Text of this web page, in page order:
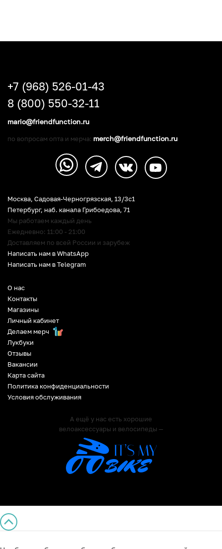
О нас
Контакты
Магазины
Личный кабинет
Делаем мерч
Лукбуки
Отзывы
Вакансии
Карта сайта
Политика конфиденциальности
Условия обслуживания
А ещё у нас есть хорошие
велоаксессуары и велосипеды —
Москва, Садовая-Черногрязская, 13/3c1
Петербург, наб. канала Грибоедова, 71
Мы работаем каждый день
Ежедневно: 11:00 - 21:00
Доставляем по всей России и зарубеж
Написать нам в WhatsApp
Написать нам в Telegram
+7 (968) 526-01-43
8 (800) 550-32-11
mario@friendfunction.ru
по вопросам опта и мерча: merch@friendfunction.ru